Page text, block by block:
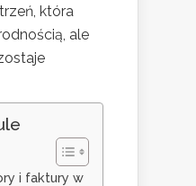
która
ale
i faktury w